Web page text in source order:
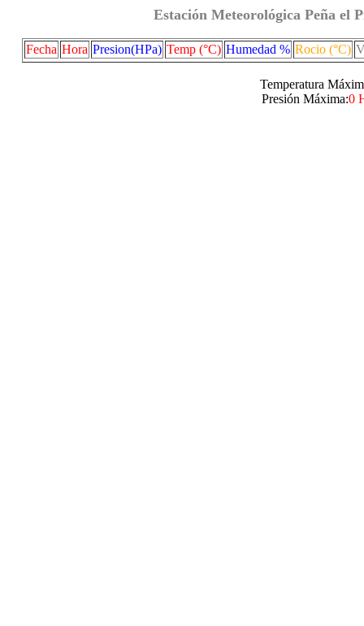
Estación Meteorológica Peña el
Fecha Hora Presion(HPa) Temp (°C) Humedad % Rocio (°C)
Temperatura
Presión Máxima:0